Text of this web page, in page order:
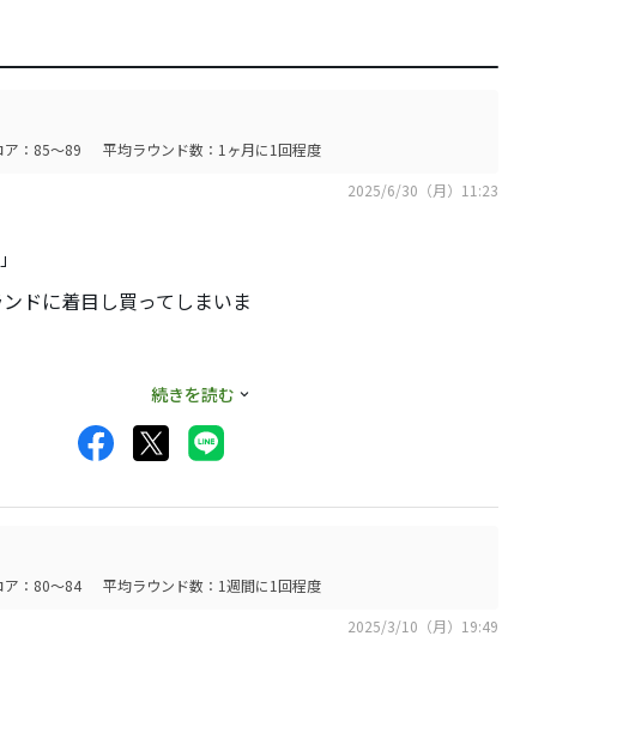
ア：85～89
平均ラウンド数：1ヶ月に1回程度
2025/6/30（月）11:23
ドに着目し買ってしまいま
では言えませんが、ソリッ
入ります。（#7I、測定器
す。
続きを読む
ア：80～84
平均ラウンド数：1週間に1回程度
2025/3/10（月）19:49